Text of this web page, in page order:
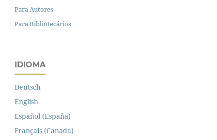
Para Autores
Para Bibliotecários
IDIOMA
Deutsch
English
Español (España)
Français (Canada)